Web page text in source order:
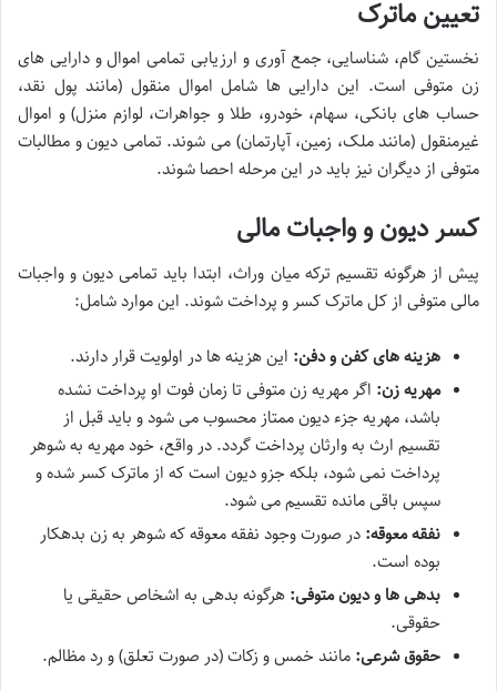
تعیین ماترک
نخستین گام، شناسایی، جمع آوری و ارزیابی تمامی اموال و دارایی های
زن متوفی است. این دارایی ها شامل اموال منقول (مانند پول نقد،
حساب های بانکی، سهام، خودرو، طلا و جواهرات، لوازم منزل) و اموال
غیرمنقول (مانند ملک، زمین، آپارتمان) می شوند. تمامی دیون و مطالبات
متوفی از دیگران نیز باید در این مرحله احصا شوند.
کسر دیون و واجبات مالی
پیش از هرگونه تقسیم ترکه میان وراث، ابتدا باید تمامی دیون و واجبات
مالی متوفی از کل ماترک کسر و پرداخت شوند. این موارد شامل:
هزینه های کفن و دفن: این هزینه ها در اولویت قرار دارند.
مهریه زن: اگر مهریه زن متوفی تا زمان فوت او پرداخت نشده
باشد، مهریه جزء دیون ممتاز محسوب می شود و باید قبل از
تقسیم ارث به وارثان پرداخت گردد. در واقع، خود مهریه به شوهر
پرداخت نمی شود، بلکه جزو دیون است که از ماترک کسر شده و
سپس باقی مانده تقسیم می شود.
نفقه معوقه: در صورت وجود نفقه معوقه که شوهر به زن بدهکار
بوده است.
بدهی ها و دیون متوفی: هرگونه بدهی به اشخاص حقیقی یا
حقوقی.
حقوق شرعی: مانند خمس و زکات (در صورت تعلق) و رد مظالم.